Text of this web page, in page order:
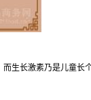
长激素乃是儿童长